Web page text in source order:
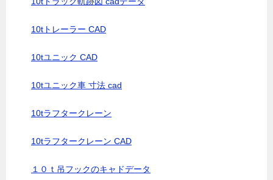
10tトレーラー CAD
10tユニック CAD
10tユニック車 寸法 cad
10tラフタークレーン
10tラフタークレーン CAD
１０ｔ吊フックのキャドデータ